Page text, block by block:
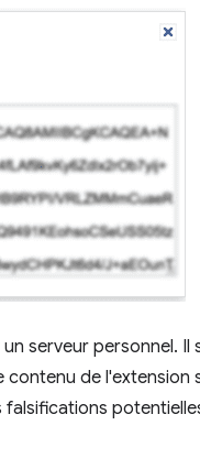
serveur personnel. Il
de l'extension